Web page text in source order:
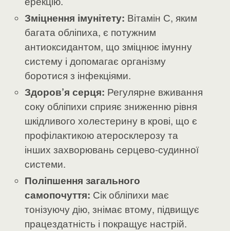
Зміцнення імунітету: Вітамін С, яким
багата обліпиха, є потужним
антиоксидантом, що зміцнює імунну
систему і допомагає організму
боротися з інфекціями.
Здоров’я серця: Регулярне вживання
соку обліпихи сприяє зниженню рівня
шкідливого холестерину в крові, що є
профілактикою атеросклерозу та
інших захворювань серцево-судинної
системи.
Поліпшення загального
самопочуття: Сік обліпихи має
тонізуючу дію, знімає втому, підвищує
працездатність і покращує настрій.